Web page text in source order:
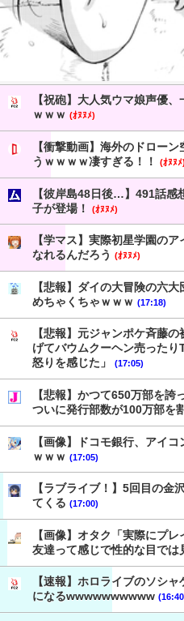
【祝砲】大人気ウマ娘声優
ｗｗｗ (ｵﾇﾇﾒ)
【衝撃動画】海外のドロー
うｗｗｗｗ凄すぎる！！
(ｵﾇﾇﾒ)
【彼岸島48日後…】491話
子が登場！
(ｵﾇﾇﾒ)
【学マス】実際初星学園の
なれるんだろう (ｵﾇﾇﾒ)
【悲報】ダイの大冒険の六
めちゃくちゃｗｗｗ (17:18)
【悲報】元ジャンポケ斉藤
げてバウムクーヘン売った
怒りを感じた」
(17:05)
【悲報】かつて650万部を誇
ついに発行部数が100万部を
【画像】ドコモ銀行、アイ
ｗｗｗ (17:05)
【ラブライブ！】5回目の金
てくる (17:00)
【画像】オタク「実際にプ
友達って感じで性的な目で
【速報】ホロライブのソシ
になるwwwwwwwwww